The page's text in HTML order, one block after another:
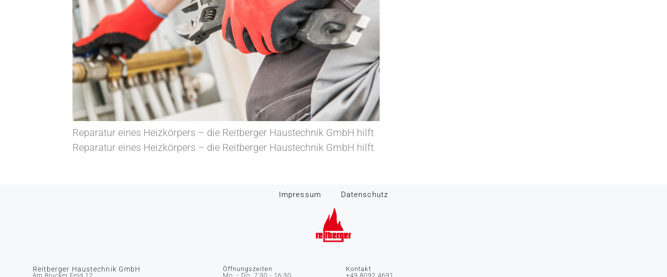
Reparatur eines Heizkörpers – die Reitberger Haustechnik GmbH hilft
Reparatur eines Heizkörpers – die Reitberger Haustechnik GmbH hilft
Impressum Datenschutz
Reitberger Haustechnik GmbH
Am Brucker Feld 12
Öffnungszeiten
Mo. - Do. 7:30 - 16:30
Kontakt
+49 8092 4691